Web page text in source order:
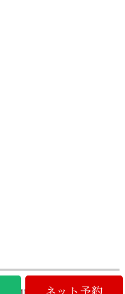
ネット予約
ネット予約